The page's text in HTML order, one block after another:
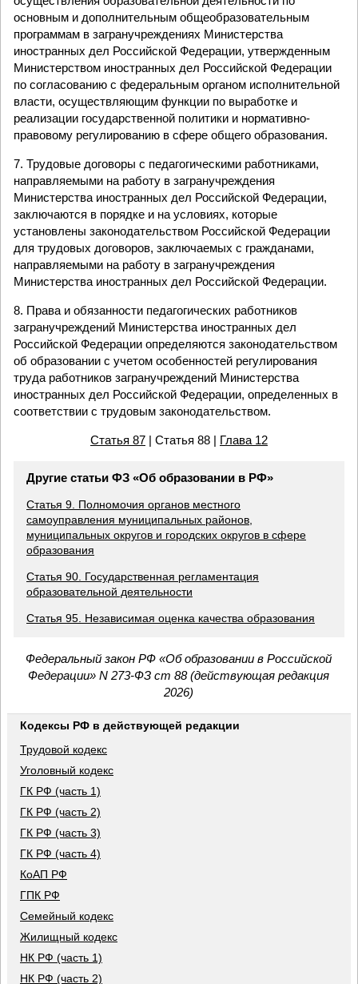
основным и дополнительным общеобразовательным
программам в загранучреждениях Министерства
иностранных дел Российской Федерации, утвержденным
Министерством иностранных дел Российской Федерации
по согласованию с федеральным органом исполнительной
власти, осуществляющим функции по выработке и
реализации государственной политики и нормативно-
правовому регулированию в сфере общего образования.
7. Трудовые договоры с педагогическими работниками,
направляемыми на работу в загранучреждения
Министерства иностранных дел Российской Федерации,
заключаются в порядке и на условиях, которые
установлены законодательством Российской Федерации
для трудовых договоров, заключаемых с гражданами,
направляемыми на работу в загранучреждения
Министерства иностранных дел Российской Федерации.
8. Права и обязанности педагогических работников
загранучреждений Министерства иностранных дел
Российской Федерации определяются законодательством
об образовании с учетом особенностей регулирования
труда работников загранучреждений Министерства
иностранных дел Российской Федерации, определенных в
соответствии с трудовым законодательством.
Статья 87| Статья 88 | Глава 12
Другие статьи ФЗ «Об образовании в РФ»
Статья 9. Полномочия органов местного
самоуправления муниципальных районов,
муниципальных округов и городских округов в сфере
образования
Статья 90. Государственная регламентация
образовательной деятельности
Статья 95. Независимая оценка качества образования
Федеральный закон РФ «Об образовании в Российской
Федерации» N 273-ФЗ ст 88 (действующая редакция
2026)
Кодексы РФ в действующей редакции
Трудовой кодекс
Уголовный кодекс
ГК РФ (часть 1)
ГК РФ (часть 2)
ГК РФ (часть 3)
ГК РФ (часть 4)
КоАП РФ
ГПК РФ
Семейный кодекс
Жилищный кодекс
НК РФ (часть 1)
НК РФ (часть 2)